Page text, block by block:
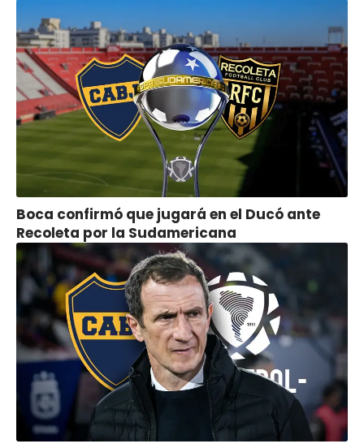
Boca confirmó que jugará en el Ducó ante
Recoleta por la Sudamericana